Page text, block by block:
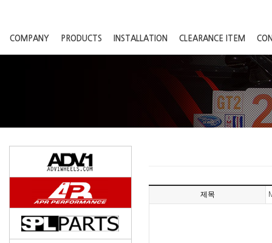
COMPANY PRODUCTS INSTALLATION CLEARANCE ITEM
제목